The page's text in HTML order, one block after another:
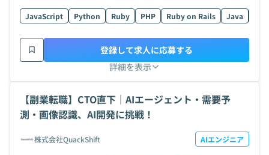
JavaScript Python Ruby PHP Ruby on Rails Java
詳細を表示
登録して求人に応募する
【副業転職】CTO直下｜AIエージェント・需要予
測・画像認識、AI開発に挑戦！
株式会社QuackShift AIエンジニア